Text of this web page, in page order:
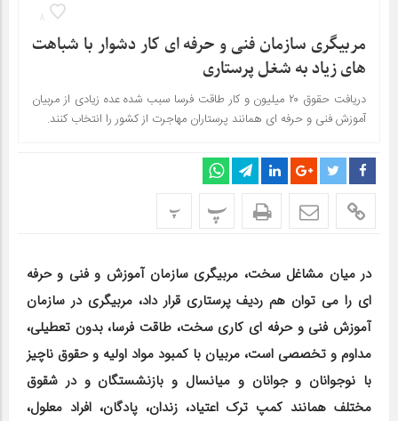
8
مربیگری سازمان فنی و حرفه ای کار دشوار با شباهت
های زیاد به شغل پرستاری
دریافت حقوق ۲۰ میلیون و کار طاقت فرسا سبب شده عده زیادی از مربیان
آموزش فنی و حرفه ای همانند پرستاران مهاجرت از کشور را انتخاب کنند.
پ پ
در میان مشاغل سخت، مربیگری سازمان آموزش و فنی و حرفه
ای را می توان هم ردیف پرستاری قرار داد، مربیگری در سازمان
آموزش فنی و حرفه ای کاری سخت، طاقت فرسا، بدون تعطیلی،
مداوم و تخصصی است، مربیان با کمبود مواد اولیه و حقوق ناچیز
با نوجوانان و جوانان و میانسال و بازنشستگان و در شقوق
مختلف همانند کمپ ترک اعتیاد، زندان، پادگان، افراد معلول،